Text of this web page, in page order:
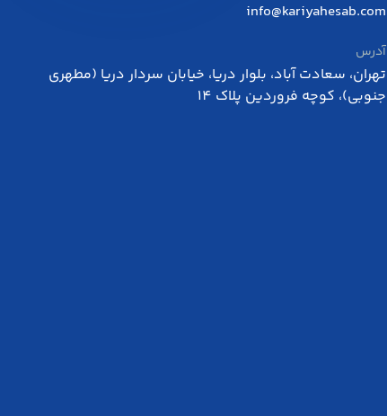
info@kariyahesab.com
آدرس
تهران، سعادت آباد، بلوار دریا، خیابان سردار دریا (مطهری
جنوبی)، کوچه فروردین پلاک 14